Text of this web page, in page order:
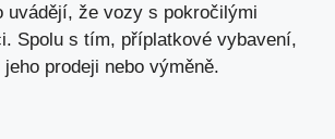
uvádějí, že vozy s pokročilými
Spolu s tím, příplatkové vybavení,
prodeji nebo výměně.